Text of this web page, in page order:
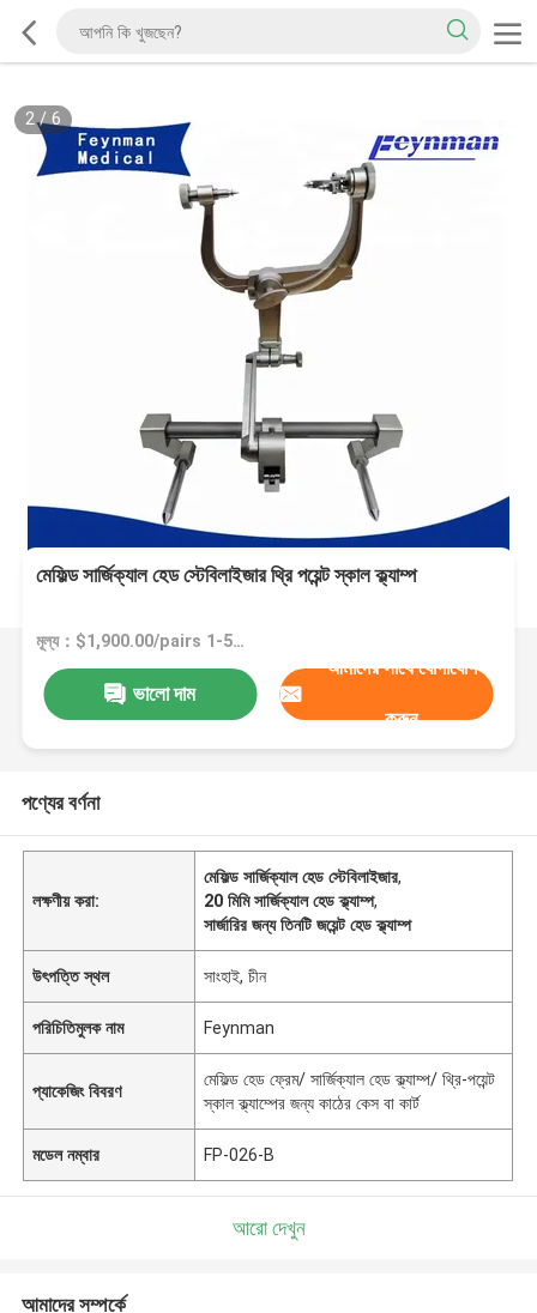
2/6
মেফিল্ড সার্জিক্যাল হেড স্টেবিলাইজার থ্রি পয়েন্ট স্কাল ক্ল্যাম্প
মূল্য：$1,900.00/pairs 1-5 pairs
ভালো দাম
আমাদের সাথে যোগাযোগ
করুন
পণ্যের বর্ণনা
লক্ষণীয় করা:
মেফিল্ড সার্জিক্যাল হেড স্টেবিলাইজার,
20 মিমি সার্জিক্যাল হেড ক্ল্যাম্প,
সার্জারির জন্য তিনটি জয়েন্ট হেড ক্ল্যাম্প
উৎপত্তি স্থল সাংহাই, চীন
পরিচিতিমুলক নাম Feynman
প্যাকেজিং বিবরণ
মেফিল্ড হেড ফ্রেম/ সার্জিক্যাল হেড ক্ল্যাম্প/ থ্রি-পয়েন্ট
স্কাল ক্ল্যাম্পের জন্য কাঠের কেস বা কার্ট
মডেল নম্বার FP-026-B
আরো দেখুন
আমাদের সম্পর্কে